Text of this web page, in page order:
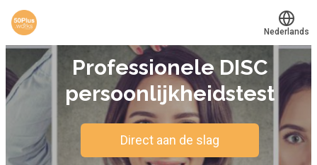
Werkvinders®
Bedrijven
Mijn leerplek
Translate
Nederlands
Professionele DISC
persoonlijkheidstest
Direct aan de slag